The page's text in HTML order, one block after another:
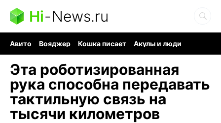
Hi-News.ru
Авито Вояджер Кошка писает
Акулы и люди
Эта роботизированная
рука способна передавать
тактильную связь на
тысячи километров